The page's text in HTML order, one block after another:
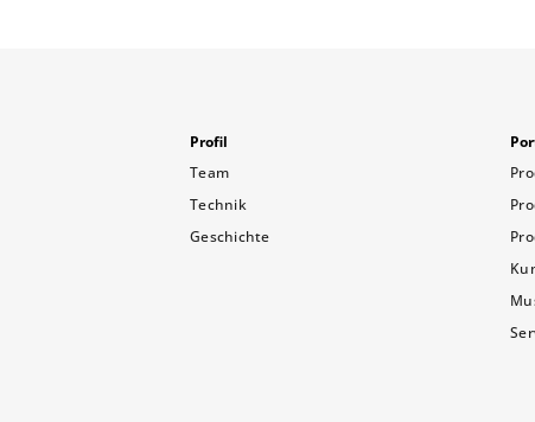
Profil
Team
Technik
Geschichte